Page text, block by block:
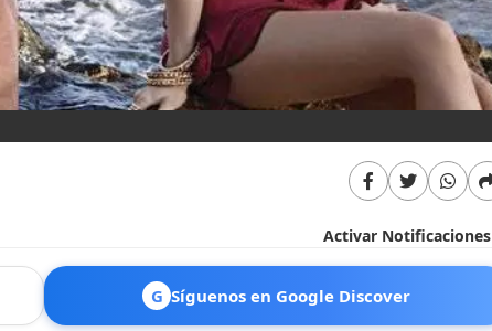
Activar Notificaciones
G Síguenos en Google Discover